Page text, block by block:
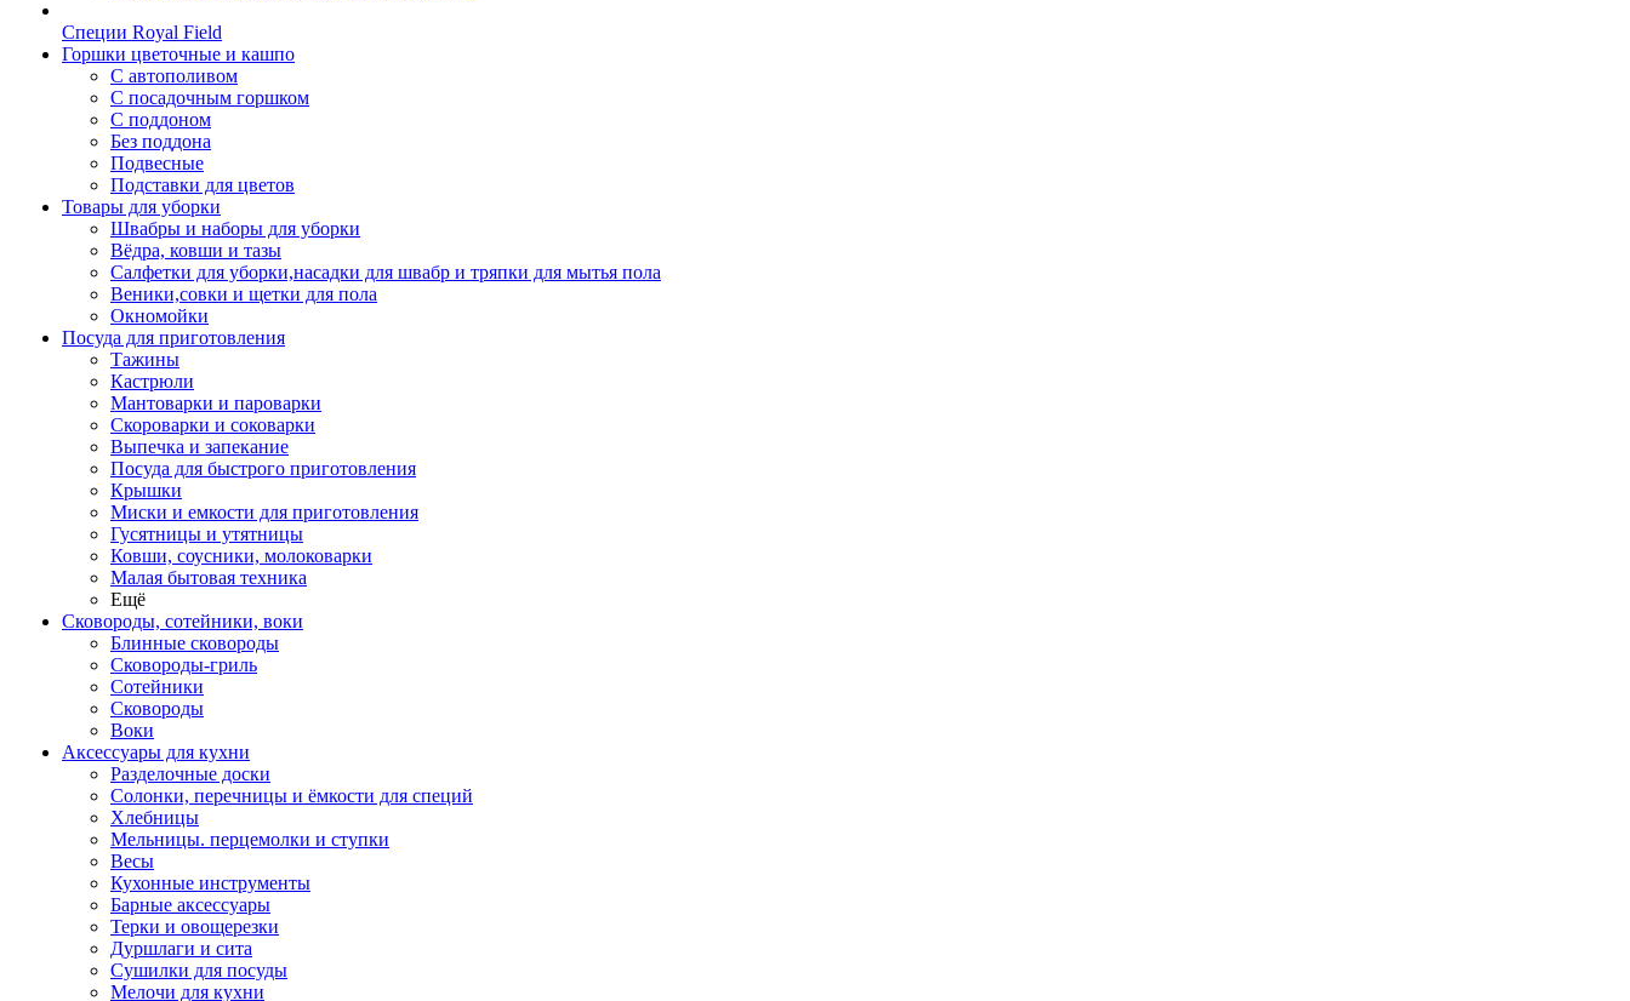
Специи Royal Field
Горшки цветочные и кашпо
С автополивом
С посадочным горшком
С поддоном
Без поддона
Подвесные
Подставки для цветов
Товары для уборки
Швабры и наборы для уборки
Вёдра, ковши и тазы
Салфетки для уборки,насадки для швабр и тряпки для мытья пола
Веники,совки и щетки для пола
Окномойки
Посуда для приготовления
Тажины
Кастрюли
Мантоварки и пароварки
Скороварки и соковарки
Выпечка и запекание
Посуда для быстрого приготовления
Крышки
Миски и емкости для приготовления
Гусятницы и утятницы
Ковши, соусники, молоковарки
Малая бытовая техника
Ещё
Сковороды, сотейники, воки
Блинные сковороды
Сковороды-гриль
Сотейники
Сковороды
Воки
Аксессуары для кухни
Разделочные доски
Солонки, перечницы и ёмкости для специй
Хлебницы
Мельницы. перцемолки и ступки
Весы
Кухонные инструменты
Барные аксессуары
Терки и овощерезки
Дуршлаги и сита
Сушилки для посуды
Мелочи для кухни